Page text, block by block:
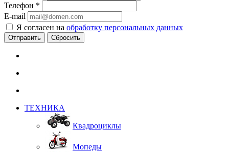
Телефон *
E-mail
Я согласен на обработку персональных данных
Сбросить
ТЕХНИКА
Квадроциклы
Мопеды